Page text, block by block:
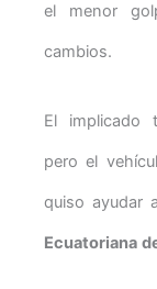
el menor
cambios.
El implicado
pero el
quiso ayudar
Ecuatoriana